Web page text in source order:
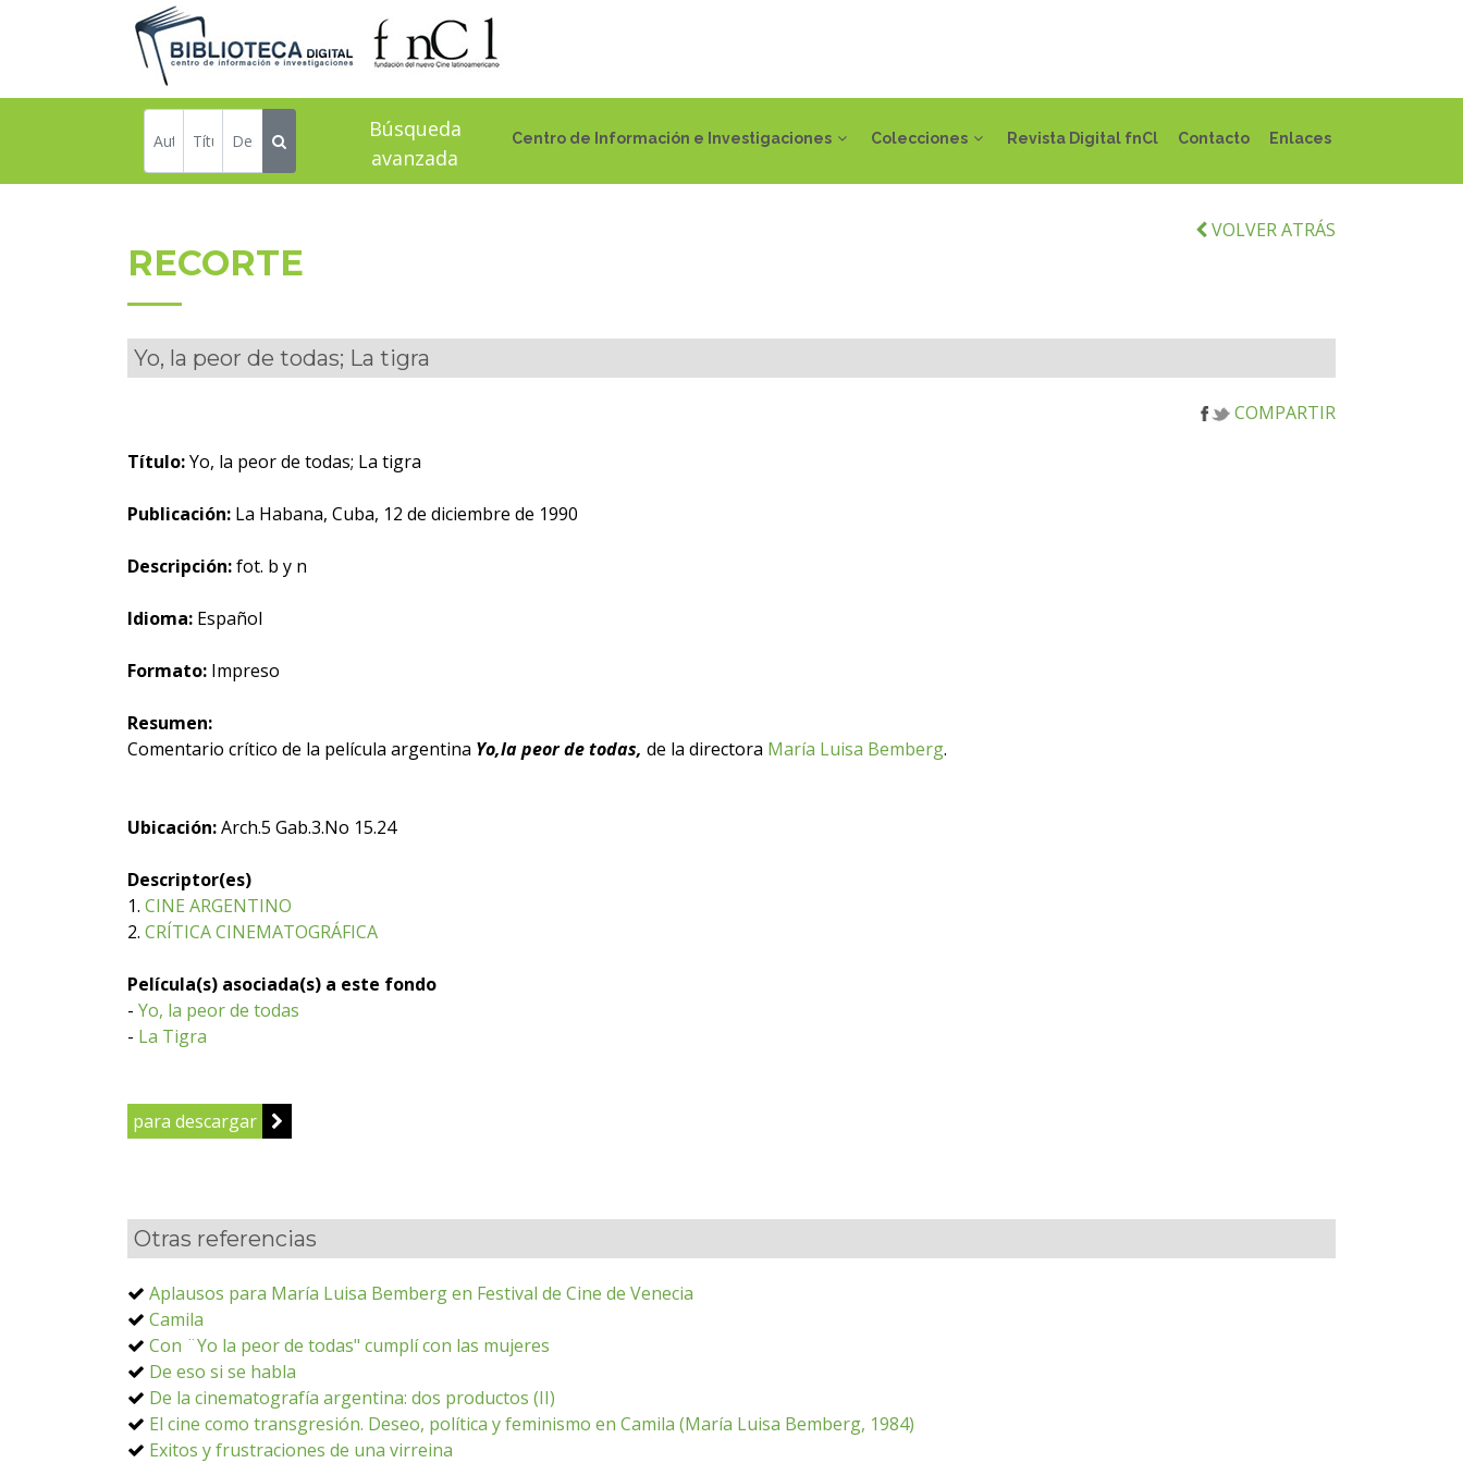
Centro de Información e Investigaciones Colecciones Revista Digital fnCl Contacto Enlaces
Búsqueda
avanzada
VOLVER ATRÁS
RECORTE
Yo, la peor de todas; La tigra
COMPARTIR
Título:Yo, la peor de todas; La tigra
Publicación: La Habana, Cuba, 12 de diciembre de 1990
Descripción:fot. b y n
Idioma: Español
Formato: Impreso
Resumen:
Comentario crítico de la película argentina Yo,la peor de todas, de la directora María Luisa Bemberg.
Ubicación:Arch.5 Gab.3.No 15.24
Descriptor(es)
1. CINE ARGENTINO
2. CRÍTICA CINEMATOGRÁFICA
Película(s) asociada(s) a este fondo
- Yo, la peor de todas
- La Tigra
para descargar
Otras referencias
Aplausos para María Luisa Bemberg en Festival de Cine de Venecia
Camila
Con ¨Yo la peor de todas" cumplí con las mujeres
De eso si se habla
De la cinematografía argentina: dos productos (II)
El cine como transgresión. Deseo, política y feminismo en Camila (María Luisa Bemberg, 1984)
Exitos y frustraciones de una virreina